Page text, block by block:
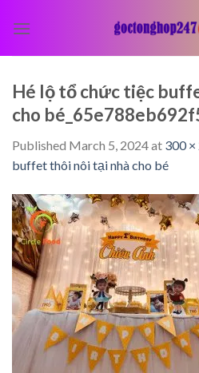
Hé lộ tổ chức tiệc
cho
Published March 5, 2024at 300 ×
buffet thôi nôi tại nhà cho bé